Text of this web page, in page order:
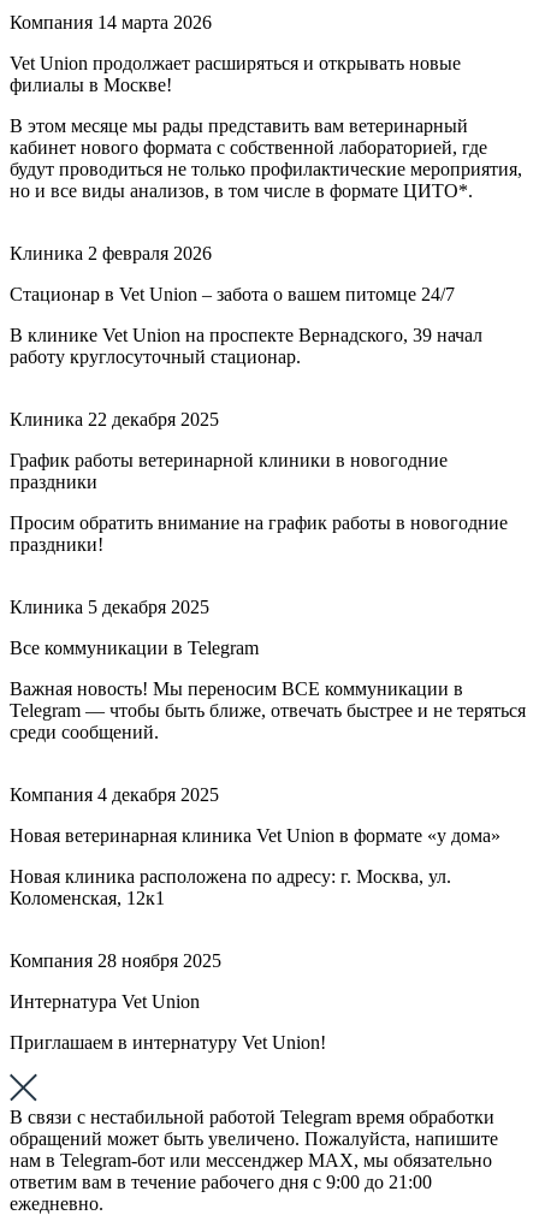
Компания 14 марта 2026
Vet Union продолжает расширяться и открывать новые
филиалы в Москве!
В этом месяце мы рады представить вам ветеринарный
кабинет нового формата с собственной лабораторией, где
будут проводиться не только профилактические мероприятия,
но и все виды анализов, в том числе в формате ЦИТО*.
Клиника 2 февраля 2026
Стационар в Vet Union – забота о вашем питомце 24/7
В клинике Vet Union на проспекте Вернадского, 39 начал
работу круглосуточный стационар.
Клиника 22 декабря 2025
График работы ветеринарной клиники в новогодние
праздники
Просим обратить внимание на график работы в новогодние
праздники!
Клиника 5 декабря 2025
Все коммуникации в Telegram
Важная новость! Мы переносим ВСЕ коммуникации в
Telegram — чтобы быть ближе, отвечать быстрее и не теряться
среди сообщений.
Компания 4 декабря 2025
Новая ветеринарная клиника Vet Union в формате «у дома»
Новая клиника расположена по адресу: г. Москва, ул.
Коломенская, 12к1
Компания 28 ноября 2025
Интернатура Vet Union
Приглашаем в интернатуру Vet Union!
В связи с нестабильной работой Telegram время обработки
обращений может быть увеличено. Пожалуйста, напишите
нам в Telegram-бот или мессенджер МАХ, мы обязательно
ответим вам в течение рабочего дня с 9:00 до 21:00
ежедневно.